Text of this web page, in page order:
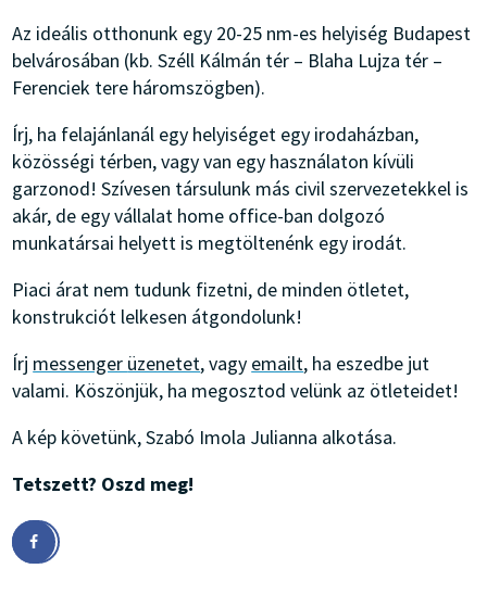
Az ideális otthonunk egy 20-25 nm-es helyiség Budapest
belvárosában (kb. Széll Kálmán tér – Blaha Lujza tér –
Ferenciek tere háromszögben).
Írj, ha felajánlanál egy helyiséget egy irodaházban,
közösségi térben, vagy van egy használaton kívüli
garzonod! Szívesen társulunk más civil szervezetekkel is
akár, de egy vállalat home office-ban dolgozó
munkatársai helyett is megtöltenénk egy irodát.
Piaci árat nem tudunk fizetni, de minden ötletet,
konstrukciót lelkesen átgondolunk!
Írj messenger üzenetet, vagy emailt, ha eszedbe jut
valami. Köszönjük, ha megosztod velünk az ötleteidet!
A kép követünk, Szabó Imola Julianna alkotása.
Tetszett? Oszd meg!